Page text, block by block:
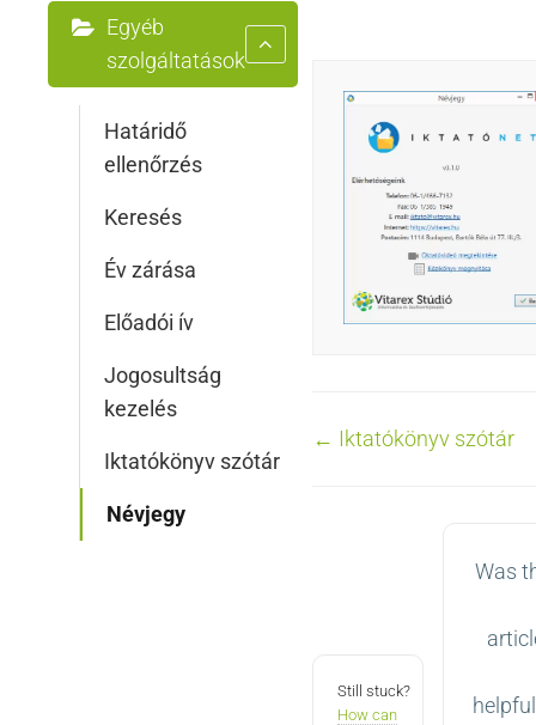
Egyéb
szolgáltatások
Határidő
ellenőrzés
Keresés
Év zárása
Előadói ív
Jogosultság
kezelés
Iktatókönyv szótár
Névjegy
Doc
← Iktatókönyv szótár
Still stuck?
How can
Was